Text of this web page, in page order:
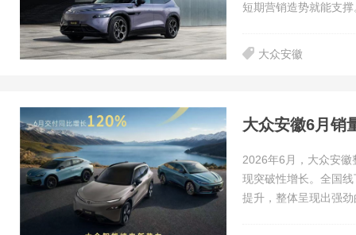
短期营销造势就能支撑
大众安徽
大众安徽6月销
2026年6月，大众安
现突破性增长。全国
提升，整体呈现出强